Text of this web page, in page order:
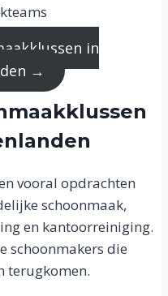
in
→
vooral opdrachten
schoonmaak,
en kantoorreiniging.
schoonmakers die
terugkomen.